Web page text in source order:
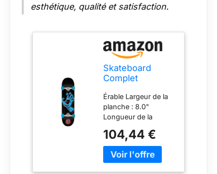
esthétique, qualité et satisfaction.
Skateboard
Complet
8.0 x 31.25
Érable Largeur de la
planche : 8.0"
Longueur de la
monté
104,44 €